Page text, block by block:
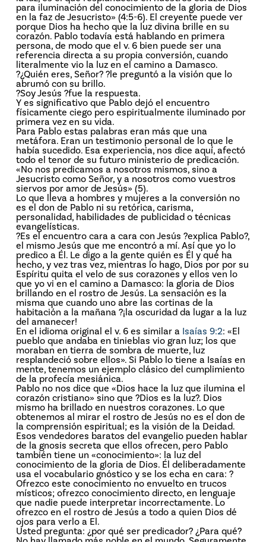
para iluminación del conocimiento de la gloria de Dios
en la faz de Jesucristo» (4:5-6). El creyente puede ver
porque Dios ha hecho que la luz divina brille en su
corazón. Pablo todavía está hablando en primera
persona, de modo que el v. 6 bien puede ser una
referencia directa a su propia conversión, cuando
literalmente vio la luz en el camino a Damasco.
?¿Quién eres, Señor? ?le preguntó a la visión que lo
abrumó con su brillo.
?Soy Jesús ?fue la respuesta.
Y es significativo que Pablo dejó el encuentro
físicamente ciego pero espiritualmente iluminado por
primera vez en su vida.
Para Pablo estas palabras eran más que una
metáfora. Eran un testimonio personal de lo que le
había sucedido. Esa experiencia, nos dice aquí, afectó
todo el tenor de su futuro ministerio de predicación.
«No nos predicamos a nosotros mismos, sino a
Jesucristo como Señor, y a nosotros como vuestros
siervos por amor de Jesús» (5).
Lo que lleva a hombres y mujeres a la conversión no
es el don de Pablo ni su retórica, carisma,
personalidad, habilidades de publicidad o técnicas
evangelísticas.
?Es el encuentro cara a cara con Jesús ?explica Pablo?,
el mismo Jesús que me encontró a mí. Así que yo lo
predico a Él. Le digo a la gente quién es Él y qué ha
hecho, y vez tras vez, mientras lo hago, Dios por por su
Espíritu quita el velo de sus corazones y ellos ven lo
que yo vi en el camino a Damasco: la gloria de Dios
brillando en el rostro de Jesús. La sensación es la
misma que cuando uno abre las cortinas de la
habitación a la mañana ?¡la oscuridad da lugar a la luz
del amanecer!
En el idioma original el v. 6 es similar a Isaías 9:2: «El
pueblo que andaba en tinieblas vio gran luz; los que
moraban en tierra de sombra de muerte, luz
resplandeció sobre ellos». Si Pablo lo tiene a Isaías en
mente, tenemos un ejemplo clásico del cumplimiento
de la profecía mesiánica.
Pablo no nos dice que «Dios hace la luz que ilumina el
corazón cristiano» sino que ?Dios es la luz?. Dios
mismo ha brillado en nuestros corazones. Lo que
obtenemos al mirar el rostro de Jesús no es el don de
la comprensión espiritual; es la visión de la Deidad.
Esos vendedores baratos del evangelio pueden hablar
de la gnosis secreta que ellos ofrecen, pero Pablo
también tiene un «conocimiento»: la luz del
conocimiento de la gloria de Dios. Él deliberadamente
usa el vocabulario gnóstico y se los echa en cara: ?
Ofrezco este conocimiento no envuelto en trucos
místicos; ofrezco conocimiento directo, en lenguaje
que nadie puede interpretar incorrectamente. Lo
ofrezco en el rostro de Jesús a todo a quien Dios dé
ojos para verlo a El.
Usted pregunta: ¿por qué ser predicador? ¿Para qué?